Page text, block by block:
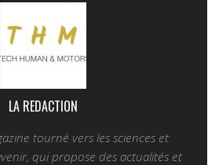
LA REDACTION
tourné vers les sciences et
qui propose des actualités et